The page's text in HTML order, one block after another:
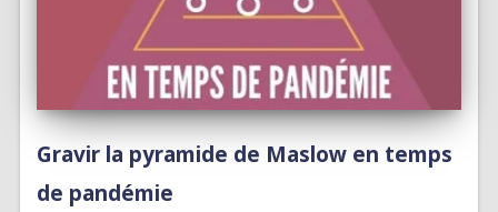
Gravir la pyramide de Maslow en temps
de pandémie